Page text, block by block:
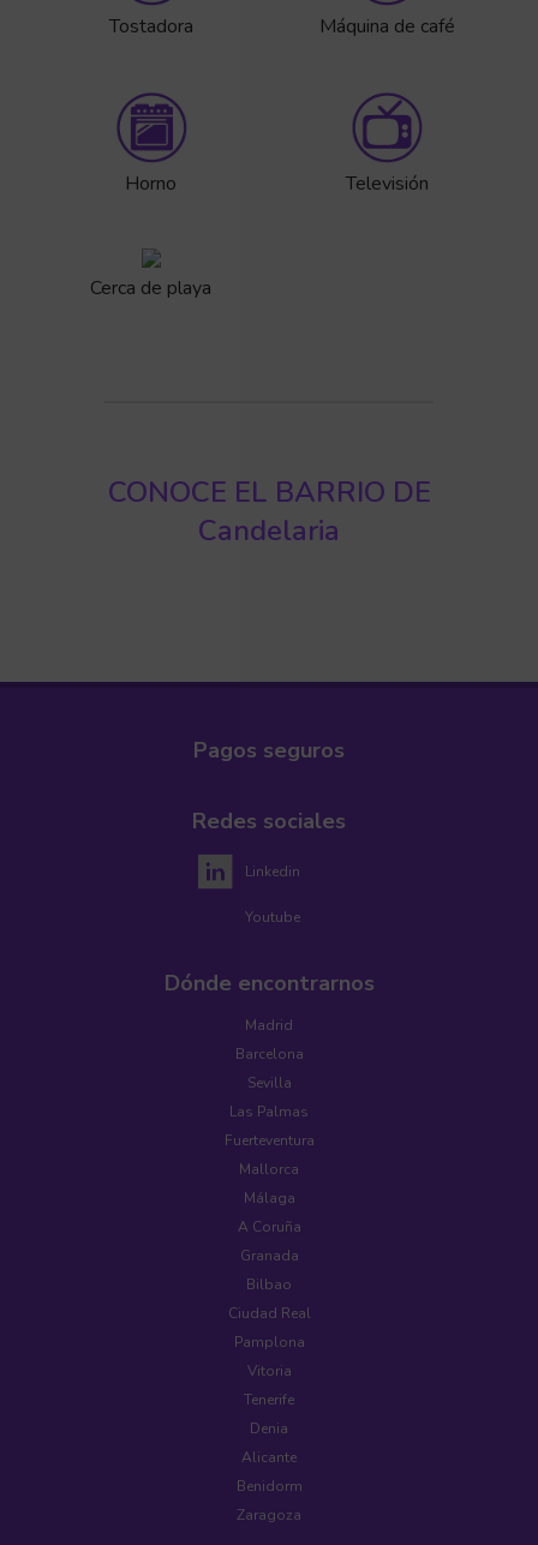
Tostadora Máquina de café
Horno Televisión
Cerca de playa
CONOCE EL BARRIO DE
Candelaria
Pagos seguros
Redes sociales
Linkedin
Youtube
Dónde encontrarnos
Madrid
Barcelona
Sevilla
Las Palmas
Fuerteventura
Mallorca
Málaga
A Coruña
Granada
Bilbao
Ciudad Real
Pamplona
Vitoria
Tenerife
Denia
Alicante
Benidorm
Zaragoza